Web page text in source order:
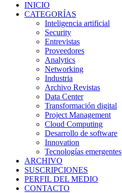
INICIO
CATEGORÍAS
Inteligencia artificial
Security
Entrevistas
Proveedores
Analytics
Networking
Industria
Archivo Revistas
Data Center
Transformación digital
Project Management
Cloud Computing
Desarrollo de software
Innovation
Tecnologías emergentes
ARCHIVO
SUSCRIPCIONES
PERFIL DEL MEDIO
CONTACTO